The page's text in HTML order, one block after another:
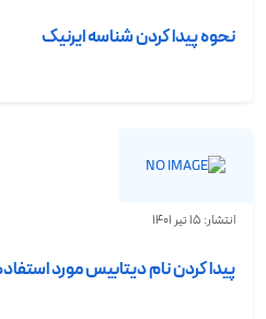
نحوه پیدا کردن شناسه ایرنیک
انتشار: 15 تیر 1401
پیدا کردن نام دیتابیس مورد